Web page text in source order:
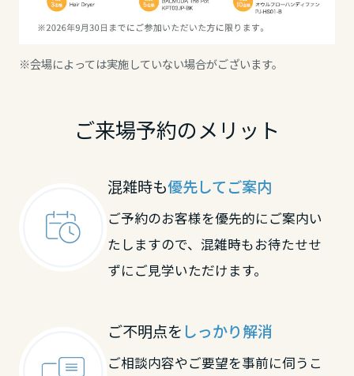
※会場によっては実施していない場合がございます。
ご来場予約のメリット
混雑時も優先してご案内
ご予約のお客様を優先的にご案内い
たしますので、混雑時もお待たせせ
ずにご見学いただけます。
ご不明点を しっかり解消
ご相談内容やご要望を事前に伺うこ